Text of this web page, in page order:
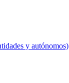
y autónomos)